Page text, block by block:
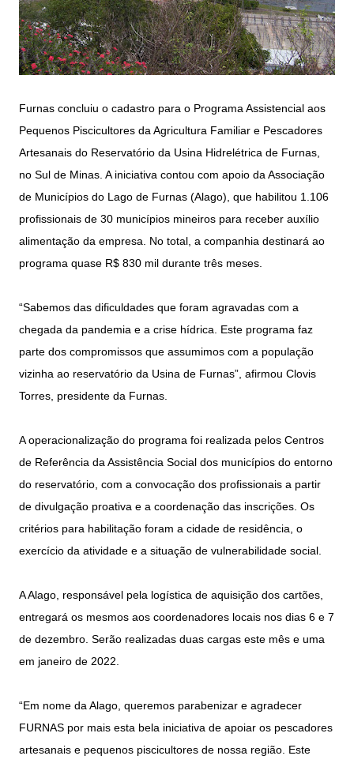
Furnas concluiu o cadastro para o Programa Assistencial aos
Pequenos Piscicultores da Agricultura Familiar e Pescadores
Artesanais do Reservatório da Usina Hidrelétrica de Furnas,
no Sul de Minas. A iniciativa contou com apoio da Associação
de Municípios do Lago de Furnas (Alago), que habilitou 1.106
profissionais de 30 municípios mineiros para receber auxílio
alimentação da empresa. No total, a companhia destinará ao
programa quase R$ 830 mil durante três meses.
“Sabemos das dificuldades que foram agravadas com a
chegada da pandemia e a crise hídrica. Este programa faz
parte dos compromissos que assumimos com a população
vizinha ao reservatório da Usina de Furnas”, afirmou Clovis
Torres, presidente da Furnas.
A operacionalização do programa foi realizada pelos Centros
de Referência da Assistência Social dos municípios do entorno
do reservatório, com a convocação dos profissionais a partir
de divulgação proativa e a coordenação das inscrições. Os
critérios para habilitação foram a cidade de residência, o
exercício da atividade e a situação de vulnerabilidade social.
A Alago, responsável pela logística de aquisição dos cartões,
entregará os mesmos aos coordenadores locais nos dias 6 e 7
de dezembro. Serão realizadas duas cargas este mês e uma
em janeiro de 2022.
“Em nome da Alago, queremos parabenizar e agradecer
FURNAS por mais esta bela iniciativa de apoiar os pescadores
artesanais e pequenos piscicultores de nossa região. Este